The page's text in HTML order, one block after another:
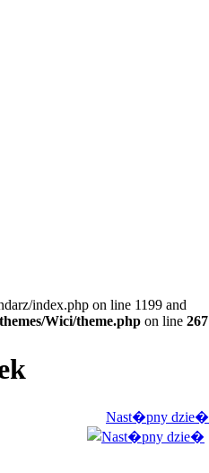
index.php on line 1199 and
Wici/theme.php on line 267
Nast�pny dzie�